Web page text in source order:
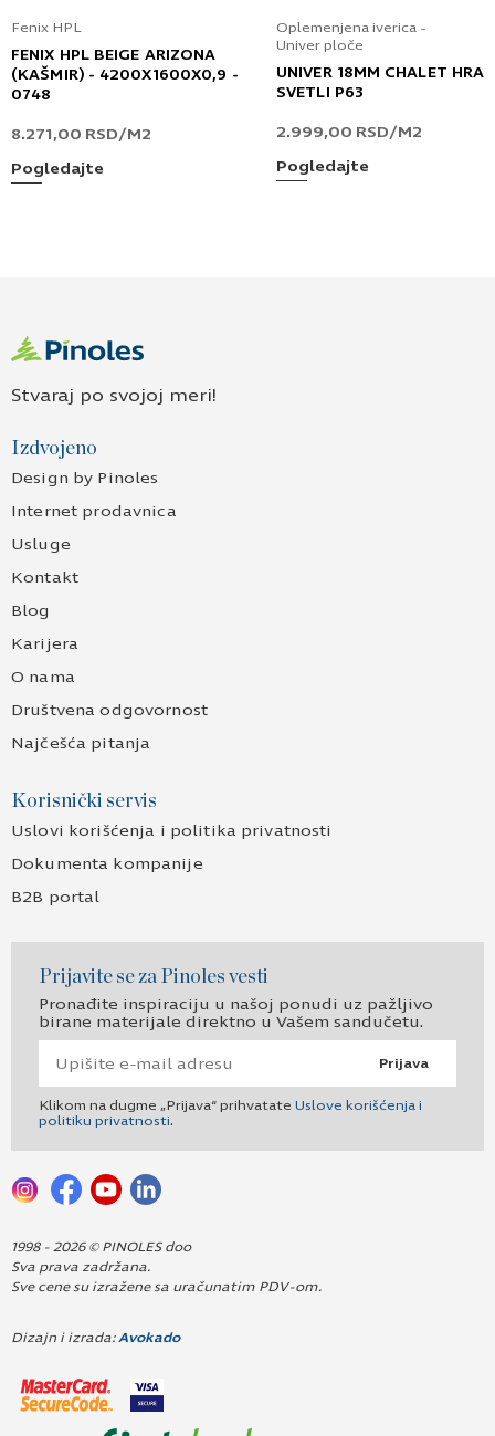
Fenix HPL
FENIX HPL BEIGE ARIZONA
(KAŠMIR) - 4200X1600X0,9 -
0748
8.271,00 RSD/M2
Pogledajte
Oplemenjena iverica -
Univer ploče
UNIVER 18MM CHALET
SVETLI P63
2.999,00 RSD/M2
Pogledajte
Stvaraj po svojoj meri!
Izdvojeno
Design by Pinoles
Internet prodavnica
Usluge
Kontakt
Blog
Karijera
O nama
Društvena odgovornost
Najčešća pitanja
Korisnički servis
Uslovi korišćenja i politika privatnosti
Dokumenta kompanije
B2B portal
Prijavite se za Pinoles vesti
Pronađite inspiraciju u našoj ponudi uz pažljivo
birane materijale direktno u Vašem sandučetu.
Prijava
Klikom na dugme „Prijava“ prihvatate Uslove korišćenja i
politiku privatnosti.
1998 - 2026 © PINOLES doo
Sva prava zadržana.
Sve cene su izražene sa uračunatim PDV-om.
Dizajn i izrada:Avokado